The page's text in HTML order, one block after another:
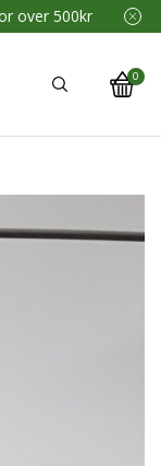
over 500kr
0